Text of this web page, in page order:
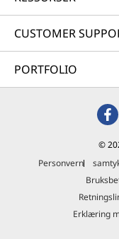
CUSTOMER
PORTFOLIO
©
Personvern
Erklæring